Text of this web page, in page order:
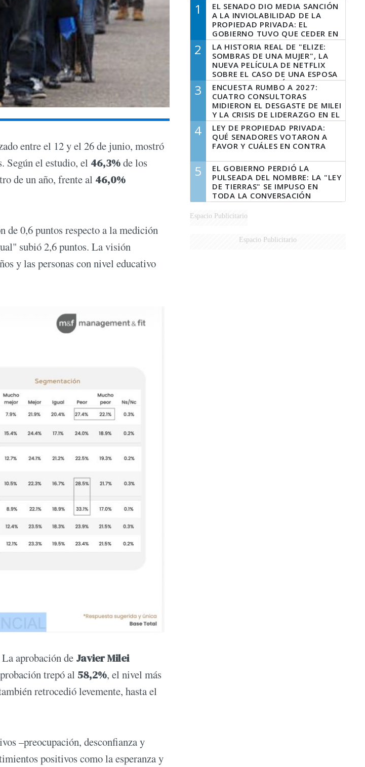
entre el 12 y el 26 de junio, mostró
Según el estudio, el 46,3%de los
de un año, frente al 46,0%
de 0,6 puntos respecto a la medición
subió 2,6 puntos. La visión
y las personas con nivel educativo
aprobación de Javier Milei
trepó al 58,2%, el nivel más
retrocedió levemente, hasta el
–preocupación, desconfianza y
positivos como la esperanza y
1
EL SENADO DIO MEDIA SANCIÓN
A LA INVIOLABILIDAD DE LA
PROPIEDAD PRIVADA: EL
GOBIERNO TUVO QUE CEDER EN
LA LEY DEL MANEJO DEL FUEGO
2
LA HISTORIA REAL DE "ELIZE:
SOMBRAS DE UNA MUJER", LA
NUEVA PELÍCULA DE NETFLIX
SOBRE EL CASO DE UNA ESPOSA
QUE DESCUARTIZÓ A SU
MARIDO
3
ENCUESTA RUMBO A 2027:
CUATRO CONSULTORAS
MIDIERON EL DESGASTE DE MILEI
Y LA CRISIS DE LIDERAZGO EN EL
PERONISMO
4
LEY DE PROPIEDAD PRIVADA:
QUÉ SENADORES VOTARON A
FAVOR Y CUÁLES EN CONTRA
5
EL GOBIERNO PERDIÓ LA
PULSEADA DEL NOMBRE: LA "LEY
DE TIERRAS" SE IMPUSO EN
TODA LA CONVERSACIÓN
DIGITAL
Espacio Publicitario
Espacio Publicitario